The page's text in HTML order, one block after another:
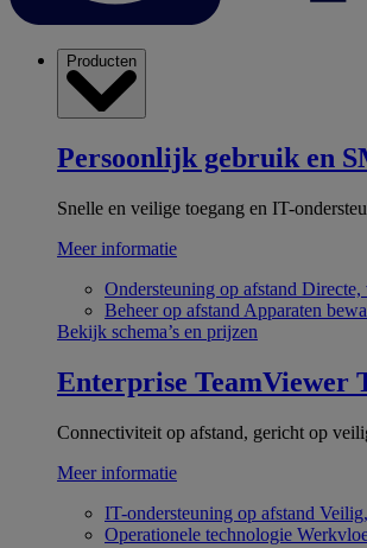
Producten
Persoonlijk gebruik en
Snelle en veilige toegang en IT-
Meer informatie
Ondersteuning op afstand Directe,
Beheer op afstand Apparaten
Bekijk schema’s en prijzen
Enterprise TeamViewer
Connectiviteit op afstand, gericht op
Meer informatie
IT-ondersteuning op afstand
Operationele technologie